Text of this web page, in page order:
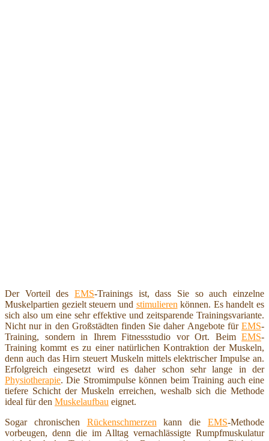
Der Vorteil des EMS-Trainings ist, dass Sie so auch einzelne
Muskelpartien gezielt steuern und stimulieren können. Es handelt es
sich also um eine sehr effektive und zeitsparende Trainingsvariante.
Nicht nur in den Großstädten finden Sie daher Angebote für EMS-
Training, sondern in Ihrem Fitnessstudio vor Ort. Beim EMS-
Training kommt es zu einer natürlichen Kontraktion der Muskeln,
denn auch das Hirn steuert Muskeln mittels elektrischer Impulse an.
Erfolgreich eingesetzt wird es daher schon sehr lange in der
Physiotherapie. Die Stromimpulse können beim Training auch eine
tiefere Schicht der Muskeln erreichen, weshalb sich die Methode
ideal für den Muskelaufbau eignet.
Sogar chronischen Rückenschmerzen kann dieEMS-Methode
vorbeugen, denn die im Alltag vernachlässigte Rumpfmuskulatur